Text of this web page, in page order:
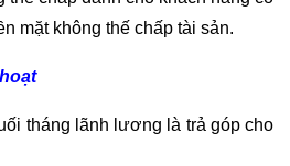
mặt không thế chấp tài sản.
tháng lãnh lương là trả góp cho